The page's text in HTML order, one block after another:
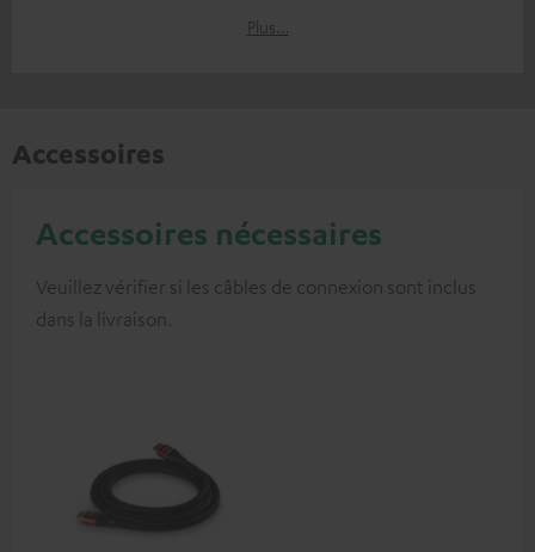
Plus…
Accessoires
Accessoires nécessaires
Veuillez vérifier si les câbles de connexion sont inclus
dans la livraison.